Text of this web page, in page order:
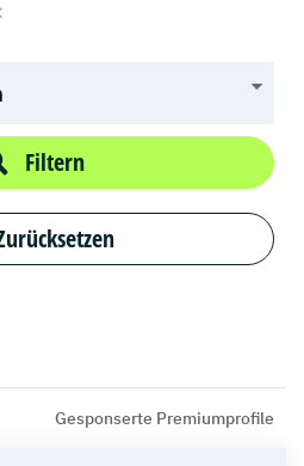
Filtern
Gesponserte Premiumprofile